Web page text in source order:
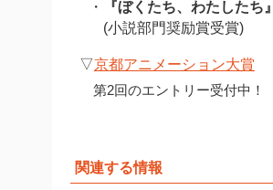
・ 『ぼくたち、わたしたち』
(小説部門奨励賞受賞)
▽京都アニメーション大賞
第2回のエントリー受付中！
関連する情報